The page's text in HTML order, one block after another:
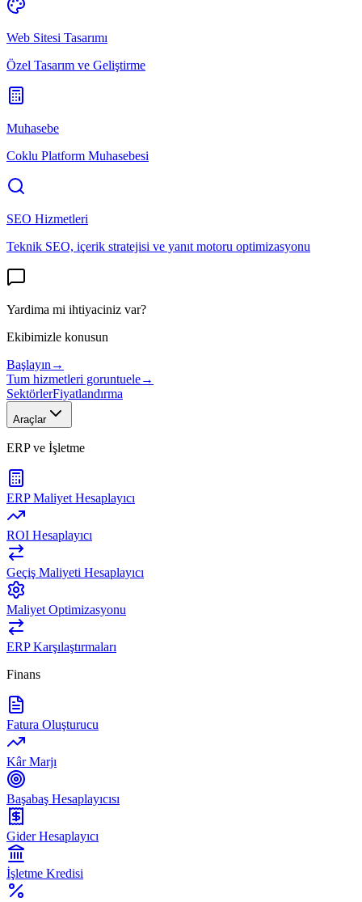
Web Sitesi Tasarımı
Özel Tasarım ve Geliştirme
Muhasebe
Coklu Platform Muhasebesi
SEO Hizmetleri
Teknik SEO, içerik stratejisi ve yanıt motoru optimizasyonu
Yardima mi ihtiyaciniz var?
Ekibimizle konusun
Başlayın →
Tum hizmetleri goruntuele→
SektörlerFiyatlandırma
Araçlar
ERP ve İşletme
ERP Maliyet Hesaplayıcı
ROI Hesaplayıcı
Geçiş Maliyeti Hesaplayıcı
Maliyet Optimizasyonu
ERP Karşılaştırmaları
Finans
Fatura Oluşturucu
Kâr Marjı
Başabaş Hesaplayıcısı
Gider Hesaplayıcı
İşletme Kredisi